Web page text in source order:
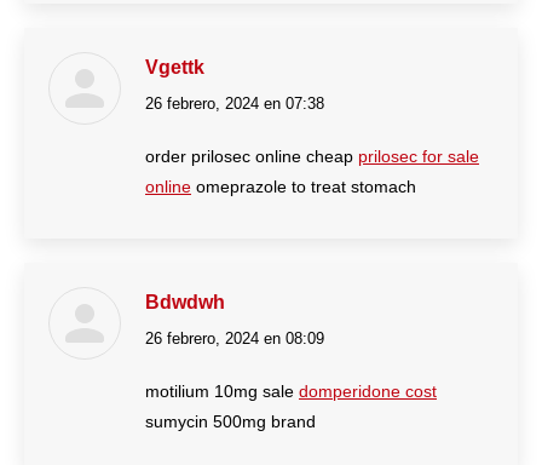
Vgettk
dice:
26 febrero, 2024 en 07:38
order prilosec online cheap prilosec for sale
online omeprazole to treat stomach
Bdwdwh
dice:
26 febrero, 2024 en 08:09
motilium 10mg sale domperidone cost
sumycin 500mg brand